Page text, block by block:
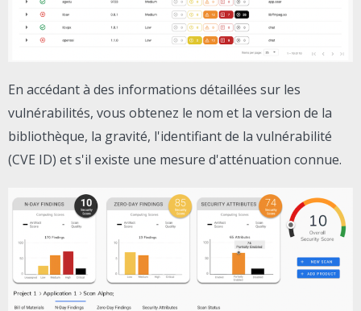
En accédant à des informations détaillées sur les
vulnérabilités, vous obtenez le nom et la version de la
bibliothèque, la gravité, l'identifiant de la vulnérabilité
(CVE ID) et s'il existe une mesure d'atténuation connue.